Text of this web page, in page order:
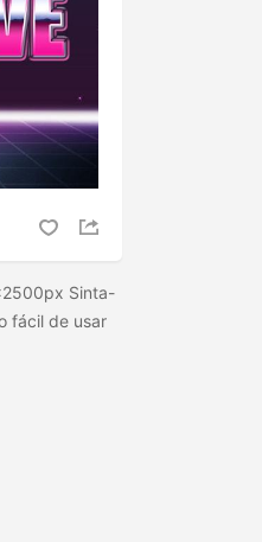
Sinta-
fácil de usar